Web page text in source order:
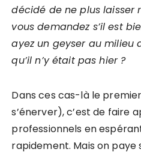
décidé de ne plus laisser
vous demandez s’il est
ayez un geyser au milieu
qu’il n’y était pas hier ?
Dans ces cas-là le
s’énerver), c’est de faire
professionnels en
rapidement. Mais on